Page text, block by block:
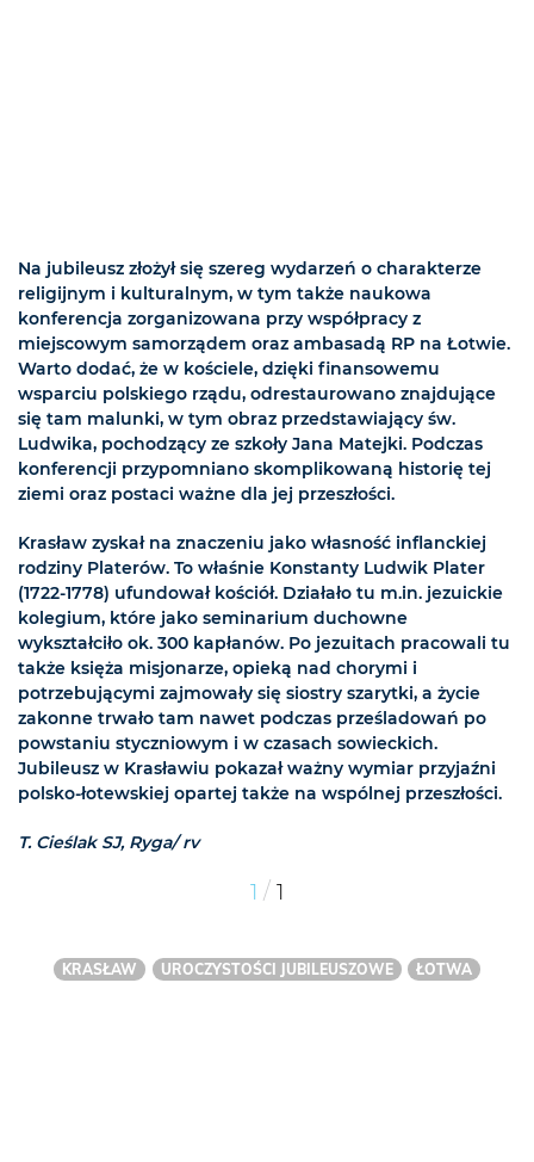
Na jubileusz złożył się szereg wydarzeń o charakterze
religijnym i kulturalnym, w tym także naukowa
konferencja zorganizowana przy współpracy z
miejscowym samorządem oraz ambasadą RP na Łotwie.
Warto dodać, że w kościele, dzięki finansowemu
wsparciu polskiego rządu, odrestaurowano znajdujące
się tam malunki, w tym obraz przedstawiający św.
Ludwika, pochodzący ze szkoły Jana Matejki. Podczas
konferencji przypomniano skomplikowaną historię tej
ziemi oraz postaci ważne dla jej przeszłości.
Krasław zyskał na znaczeniu jako własność inflanckiej
rodziny Platerów. To właśnie Konstanty Ludwik Plater
(1722-1778) ufundował kościół. Działało tu m.in. jezuickie
kolegium, które jako seminarium duchowne
wykształciło ok. 300 kapłanów. Po jezuitach pracowali tu
także księża misjonarze, opieką nad chorymi i
potrzebującymi zajmowały się siostry szarytki, a życie
zakonne trwało tam nawet podczas prześladowań po
powstaniu styczniowym i w czasach sowieckich.
Jubileusz w Krasławiu pokazał ważny wymiar przyjaźni
polsko-łotewskiej opartej także na wspólnej przeszłości.
T. Cieślak SJ, Ryga/ rv
1 / 1
KRASŁAW UROCZYSTOŚCI JUBILEUSZOWE ŁOTWA